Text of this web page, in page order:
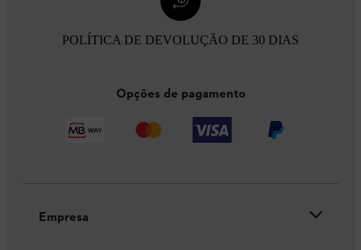
POLÍTICA DE DEVOLUÇÃO DE 30 DIAS
Opções de pagamento
Empresa